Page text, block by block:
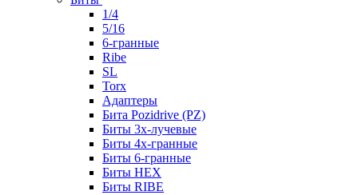
1/4
5/16
6-гранные
Ribe
SL
Torx
Адаптеры
Бита Pozidrive (PZ)
Биты 3х-лучевые
Биты 4х-гранные
Биты 6-гранные
Биты HEX
Биты RIBE